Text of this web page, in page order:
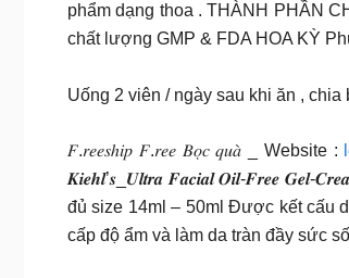
phẩm dạng thoa . THÀNH PHẦN
chất lượng GMP & FDA HOA KỲ
Uống 2 viên / ngày sau khi ăn ,
𝐹.𝑟𝑒𝑒𝑠ℎ𝑖𝑝 𝐹.𝑟𝑒𝑒 𝐵𝑜̣𝑐 𝑞𝑢𝑎̀ _ Website :
𝑲𝒊𝒆𝒉𝒍’𝒔_𝑼𝒍𝒕𝒓𝒂 𝑭𝒂𝒄𝒊𝒂𝒍 𝑶𝒊𝒍-𝑭𝒓𝒆𝒆
đủ size 14ml – 50ml Được kết cấu
cấp độ ẩm và làm da tràn đầy sức